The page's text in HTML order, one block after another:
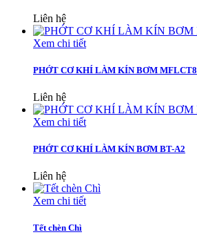
Liên hệ
Xem chi tiết
PHỚT CƠ KHÍ LÀM KÍN BƠM MFLCT8
Liên hệ
Xem chi tiết
PHỚT CƠ KHÍ LÀM KÍN BƠM BT-A2
Liên hệ
Xem chi tiết
Tết chèn Chì